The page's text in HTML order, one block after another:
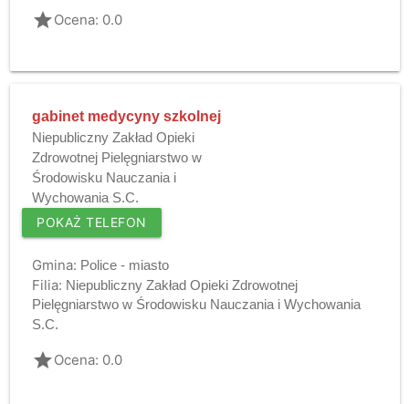
gradeOcena: 0.0
gabinet medycyny szkolnej
Niepubliczny Zakład Opieki
Zdrowotnej Pielęgniarstwo w
Środowisku Nauczania i
Wychowania S.C.
POKAŻ TELEFON
Gmina: Police - miasto
Filia: Niepubliczny Zakład Opieki Zdrowotnej
Pielęgniarstwo w Środowisku Nauczania i Wychowania
S.C.
gradeOcena: 0.0